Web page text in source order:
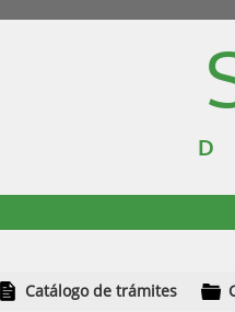
Catálogo de trámites